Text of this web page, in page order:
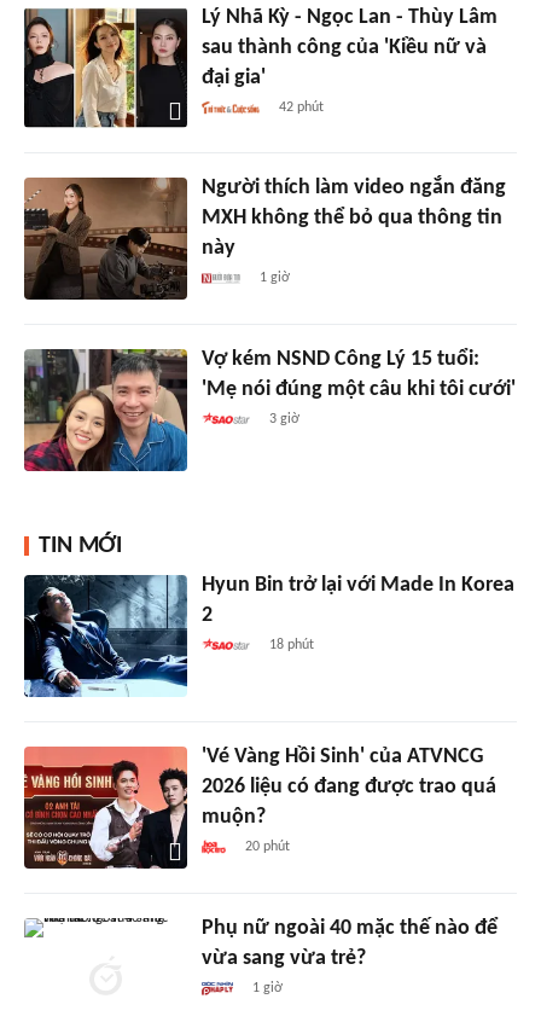
Lý Nhã Kỳ - Ngọc Lan - Thùy Lâm
sau thành công của 'Kiều nữ và
đại gia'
42 phút
Người thích làm video ngắn đăng
MXH không thể bỏ qua thông tin
này
1 giờ
Vợ kém NSND Công Lý 15 tuổi:
'Mẹ nói đúng một câu khi tôi cưới'
3 giờ
TIN MỚI
Hyun Bin trở lại với Made In Korea
2
18 phút
'Vé Vàng Hồi Sinh' của ATVNCG
2026 liệu có đang được trao quá
muộn?
20 phút
Phụ nữ ngoài 40 mặc thế nào để
vừa sang vừa trẻ?
1 giờ